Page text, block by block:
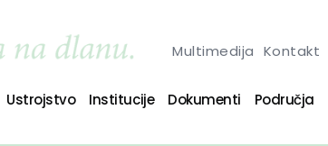
Multimedija Kontakt
Ustrojstvo Institucije Dokumenti Područja